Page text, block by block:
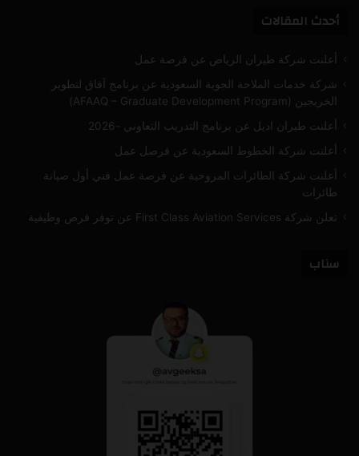
أحدث المقالات
أعلنت شركة طيران الرياض عن فرصة عمل
شركة خدمات الملاحة الجوية السعودية عن برنامج آفاق لتطوير
الخريجين (AFAAQ – Graduate Development Program)
أعلنت طيران اديل عن برنامج التدريب التعاوني -2026
أعلنت شركة الخطوط السعودية عن فرصل عمل
أعلنت شركة الطائرات المروحية عن فرصة عمل فني أول صيانة
طائرات
تعلن شركة First Class Aviation Services عن توفر فرص وظيفية
سناب